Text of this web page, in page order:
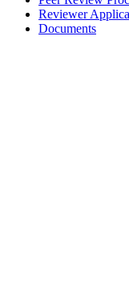
Reviewer
Documents